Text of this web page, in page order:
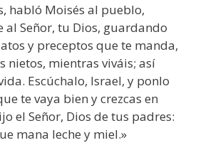
habló Moisés al pueblo,
al Señor, tu Dios, guardando
y preceptos que te manda,
nietos, mientras viváis; así
Escúchalo, Israel, y ponlo
te vaya bien y crezcas en
el Señor, Dios de tus padres:
mana leche y miel.»